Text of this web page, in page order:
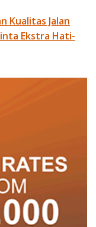
Kualitas Jalan
Ekstra Hati-